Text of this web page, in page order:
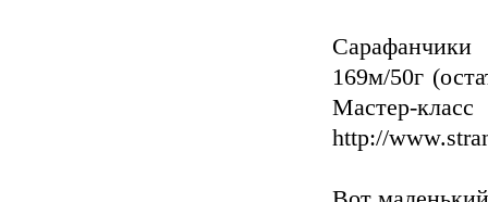
169м/50г
http://